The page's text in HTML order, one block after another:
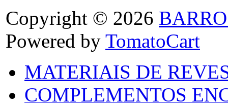
Copyright © 2026
Powered by TomatoCart
MATERIAIS DE
COMPLEMENTOS